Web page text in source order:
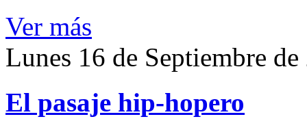
Ver más
Lunes 16 de Septiembre
El pasaje hip-hopero